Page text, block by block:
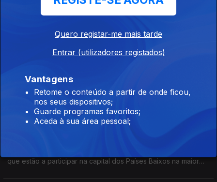
Eduarda Maio conversa com Miguel Borges, engenheiro civil a
viver na Roménia, sobre o ambiente vivido no país após o
RTP Antena 1 em Budapeste
Eduarda Maio conversa com Tiago Hipólito, português que
trabalha na Hungria, sobre a final da Liga dos Campeões que
vai decorrer em Budapeste e ainda sobre a visita do novo
primeiro ministro húngaro a Bruxelas.
RTP Antena 1 em Amesterdão
que estão a participar na capital dos Países Baixos na maior
Quero registar-me mais tarde
Entrar (utilizadores registados)
Vantagens
Retome o conteúdo a partir de onde ficou,
nos seus dispositivos;
Guarde programas favoritos;
Aceda à sua área pessoal;